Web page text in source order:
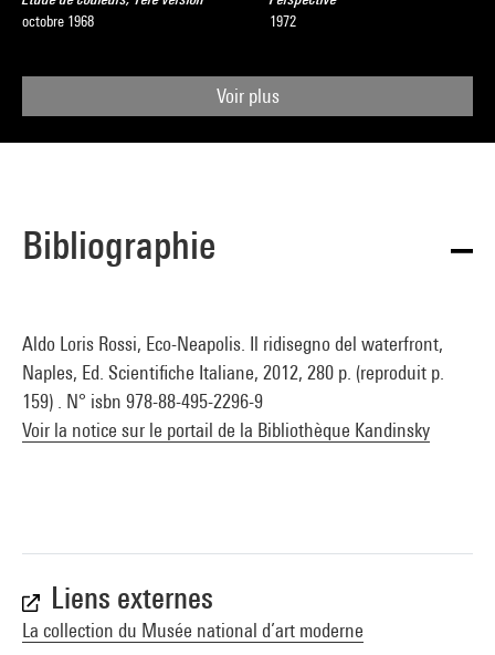
octobre 1968
1972
Voir plus
Bibliographie
Aldo Loris Rossi, Eco-Neapolis. Il ridisegno del waterfront,
Naples, Ed. Scientifiche Italiane, 2012, 280 p. (reproduit p.
159) . N° isbn 978-88-495-2296-9
Voir la notice sur le portail de la Bibliothèque Kandinsky
Liens externes
La collection du Musée national d’art moderne